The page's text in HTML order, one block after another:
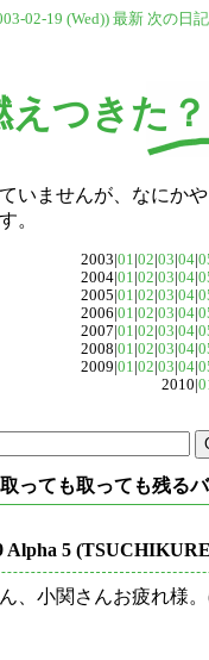
02-19 (Wed)) 最新 次の日
つきた？
いませんが、なにか
。
2003|01|02|03|04|
2004|01|02|03|04|
2005|01|02|03|04|
2006|01|02|03|04|
2007|01|02|03|04|
2008|01|02|03|04|
2009|01|02|03|04|
2010|
取っても取っても残る
Alpha 5
、小関さんお疲れ様